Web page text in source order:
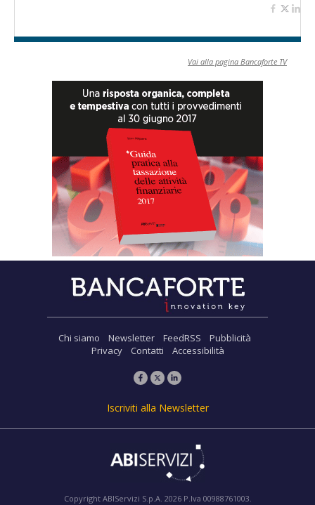
Vai alla pagina Bancaforte TV
Chi siamo Newsletter FeedRSS
Pubblicità
Privacy
Contatti Accessibilità
Iscriviti alla Newsletter
Copyright ABIServizi S.p.A. 2026 P.Iva 00988761003.